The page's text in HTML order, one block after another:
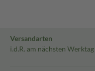
Versandarten
i.d.R. am nächsten Werktag